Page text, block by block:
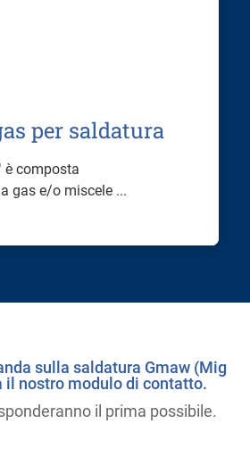
per saldatura
è composta
gas e/o miscele ...
sulla saldatura Gmaw (Mig
il nostro modulo di contatto.
il prima possibile.